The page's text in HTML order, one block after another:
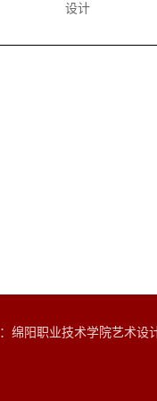
设计
绵阳职业技术学院艺术